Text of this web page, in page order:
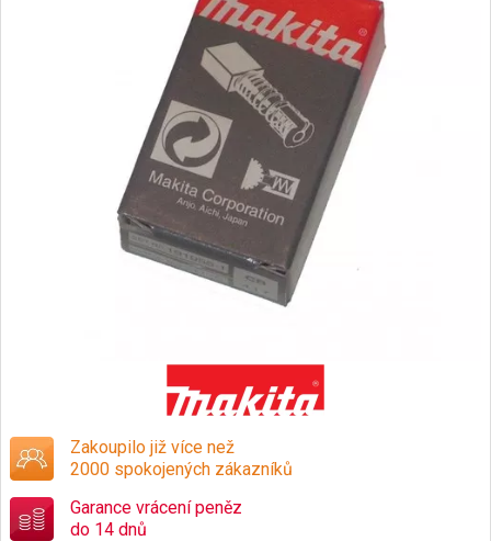
Zakoupilo již více než
2000 spokojených zákazníků
Garance vrácení peněz
do 14 dnů